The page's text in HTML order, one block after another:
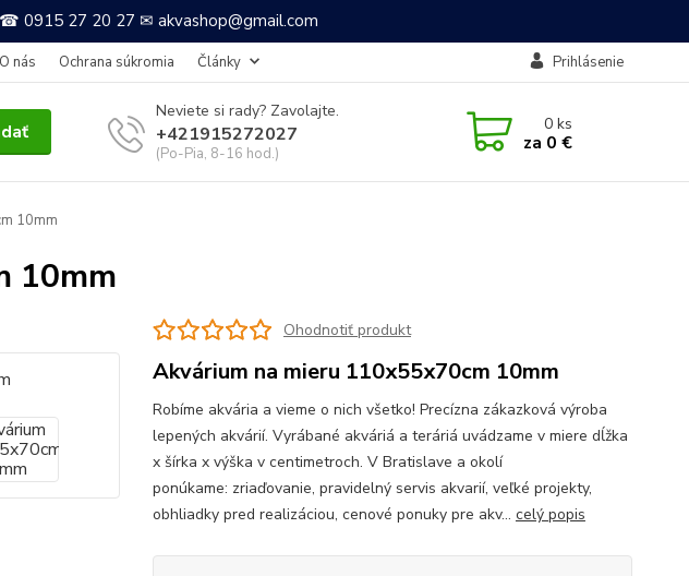
0915 27 20 27 ✉ akvashop@gmail.com
O nás Ochrana súkromia Články Prihlásenie
Neviete si rady? Zavolajte.
+421915272027
(Po-Pia, 8-16 hod.)
0ks
za 0 €
10mm
10mm
Ohodnotiť produkt
Akvárium na mieru 110x55x70cm 10mm
Robíme akvária a vieme o nich všetko! Precízna zákazková výroba
lepených akvárií. Vyrábané akváriá a teráriá uvádzame v miere dĺžka
x šírka x výška v centimetroch. V Bratislave a okolí
ponúkame: zriaďovanie, pravidelný servis akvarií, veľké projekty,
obhliadky pred realizáciou, cenové ponuky pre akv... celý popis